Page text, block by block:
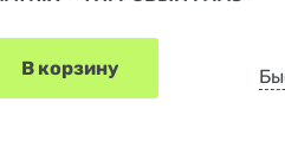
В корзину